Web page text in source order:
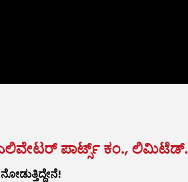
ಪಾರ್ಟ್ಸ್ ಕಂ., ಲಿಮಿಟೆಡ್.